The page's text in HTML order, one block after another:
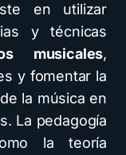
en utilizar
y técnicas
musicales,
y fomentar la
la música en
La pedagogía
la teoría